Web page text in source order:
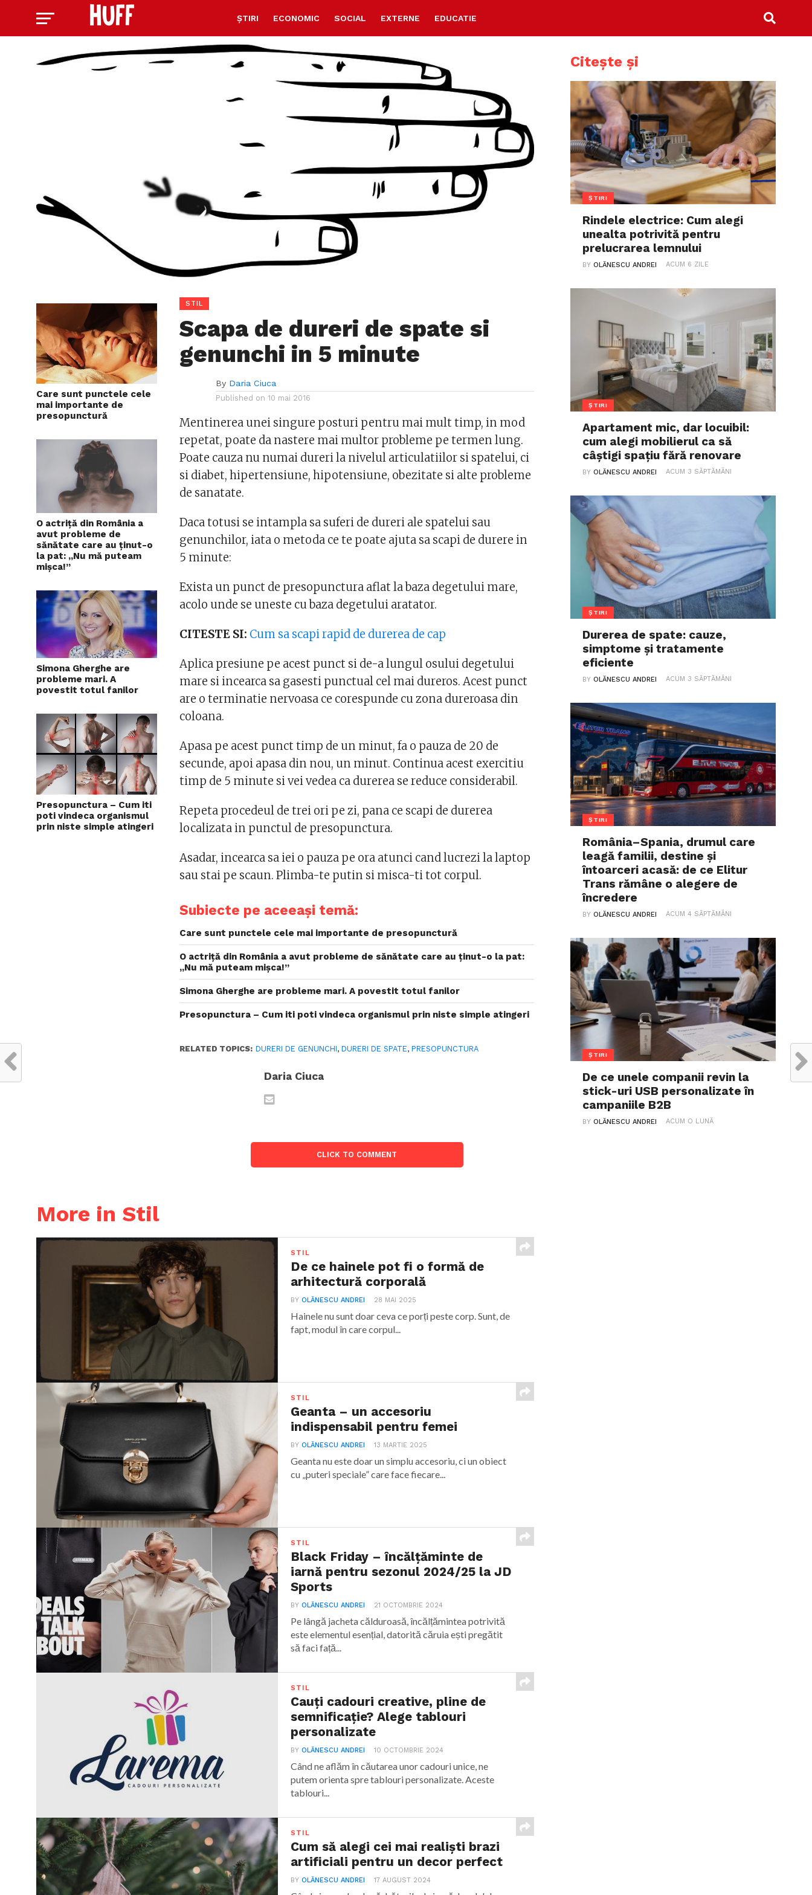
ȘTIRI ECONOMIC SOCIAL EXTERNE EDUCATIE
Care sunt punctele cele
mai importante de
presopunctură
O actriță din România a
avut probleme de
sănătate care au ținut-o
la pat: „Nu mă puteam
mișca!”
Simona Gherghe are
probleme mari. A
povestit totul fanilor
Presopunctura – Cum iti
poti vindeca organismul
prin niste simple atingeri
STIL
Scapa de dureri de spate si
genunchi in 5 minute
By Daria Ciuca
Published on 10 mai 2016
Mentinerea unei singure posturi pentru mai mult timp, in mod
repetat, poate da nastere mai multor probleme pe termen lung.
Poate cauza nu numai dureri la nivelul articulatiilor si spatelui, ci
si diabet, hipertensiune, hipotensiune, obezitate si alte probleme
de sanatate.
Daca totusi se intampla sa suferi de dureri ale spatelui sau
genunchilor, iata o metoda ce te poate ajuta sa scapi de durere in
5 minute:
Exista un punct de presopunctura aflat la baza degetului mare,
acolo unde se uneste cu baza degetului aratator.
CITESTE SI: Cum sa scapi rapid de durerea de cap
Aplica presiune pe acest punct si de-a lungul osului degetului
mare si incearca sa gasesti punctual cel mai dureros. Acest punct
are o terminatie nervoasa ce corespunde cu zona dureroasa din
coloana.
Apasa pe acest punct timp de un minut, fa o pauza de 20 de
secunde, apoi apasa din nou, un minut. Continua acest exercitiu
timp de 5 minute si vei vedea ca durerea se reduce considerabil.
Repeta procedeul de trei ori pe zi, pana ce scapi de durerea
localizata in punctul de presopunctura.
Asadar, incearca sa iei o pauza pe ora atunci cand lucrezi la laptop
sau stai pe scaun. Plimba-te putin si misca-ti tot corpul.
Subiecte pe aceeași temă:
Care sunt punctele cele mai importante de presopunctură
O actriță din România a avut probleme de sănătate care au ținut-o la pat:
„Nu mă puteam mișca!”
Simona Gherghe are probleme mari. A povestit totul fanilor
Presopunctura – Cum iti poti vindeca organismul prin niste simple atingeri
RELATED TOPICS: DURERI DE GENUNCHI,DURERI DE SPATE,PRESOPUNCTURA
Daria Ciuca
CLICK TO COMMENT
More in Stil
STIL
De ce hainele pot fi o formă de
arhitectură corporală
BYOLĂNESCU ANDREI 28 MAI 2025
Hainele nu sunt doar ceva ce porți peste corp. Sunt, de
fapt, modul în care corpul...
STIL
Geanta – un accesoriu
indispensabil pentru femei
BYOLĂNESCU ANDREI 13 MARTIE 2025
Geanta nu este doar un simplu accesoriu, ci un obiect
cu „puteri speciale” care face fiecare...
STIL
Black Friday – încălțăminte de
iarnă pentru sezonul 2024/25 la JD
Sports
BYOLĂNESCU ANDREI 21 OCTOMBRIE 2024
Pe lângă jacheta călduroasă, încălțămintea potrivită
este elementul esențial, datorită căruia ești pregătit
să faci față...
STIL
Cauți cadouri creative, pline de
semnificație? Alege tablouri
personalizate
BYOLĂNESCU ANDREI 10 OCTOMBRIE 2024
Când ne aflăm în căutarea unor cadouri unice, ne
putem orienta spre tablouri personalizate. Aceste
tablouri...
STIL
Cum să alegi cei mai realiști brazi
artificiali pentru un decor perfect
BYOLĂNESCU ANDREI 17 AUGUST 2024
Citește și
ȘTIRI
Rindele electrice: Cum alegi
unealta potrivită pentru
prelucrarea lemnului
BYOLĂNESCU ANDREI ACUM 6 ZILE
ȘTIRI
Apartament mic, dar locuibil:
cum alegi mobilierul ca să
câștigi spațiu fără renovare
BYOLĂNESCU ANDREI ACUM 3 SĂPTĂMÂNI
ȘTIRI
Durerea de spate: cauze,
simptome și tratamente
eficiente
BYOLĂNESCU ANDREI ACUM 3 SĂPTĂMÂNI
ȘTIRI
România–Spania, drumul care
leagă familii, destine și
întoarceri acasă: de ce Elitur
Trans rămâne o alegere de
încredere
BYOLĂNESCU ANDREI ACUM 4 SĂPTĂMÂNI
ȘTIRI
De ce unele companii revin la
stick-uri USB personalizate în
campaniile B2B
BYOLĂNESCU ANDREI ACUM O LUNĂ